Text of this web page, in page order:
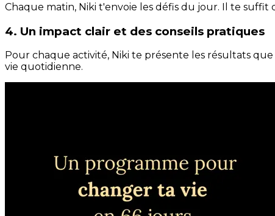
Chaque matin, Niki t'envoie les défis du jour. Il te
4. Un impact clair et des conseils pratiques
Pour chaque activité, Niki te présente les résultats
vie quotidienne.